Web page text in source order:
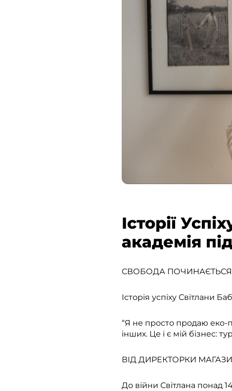
Історії
академія
СВОБОДА ПОЧИНАЄТЬСЯ
Історія успіху Світлани
“Я не просто продаю
інших. Це і є мій бізнес:
ВІД ДИРЕКТОРКИ
До війни Світлана понад